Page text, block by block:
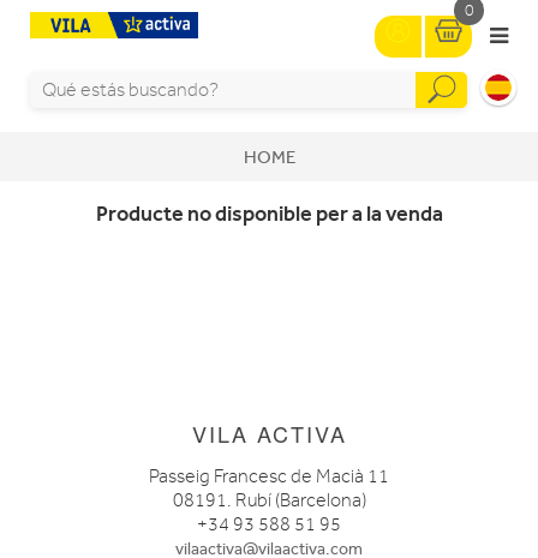
0
HOME
Producte no disponible per a la venda
VILA ACTIVA
Passeig Francesc de Macià 11
08191. Rubí (Barcelona)
+34 93 588 51 95
vilaactiva@vilaactiva.com